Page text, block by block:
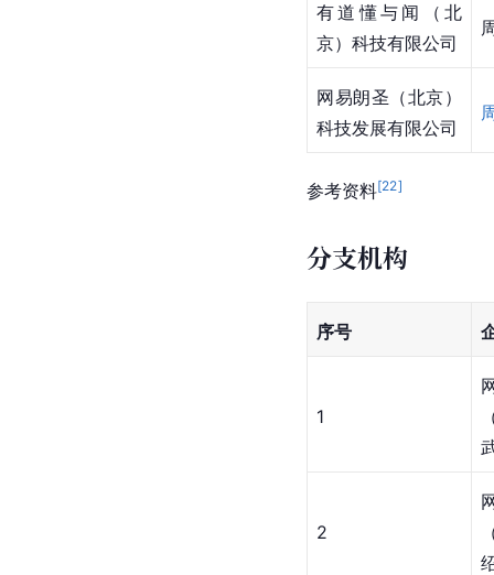
有道懂与闻（北
京）科技有限公司
网易朗圣（北京）
科技发展有限公司
参考资料[22]
分支机构
序号
1
2